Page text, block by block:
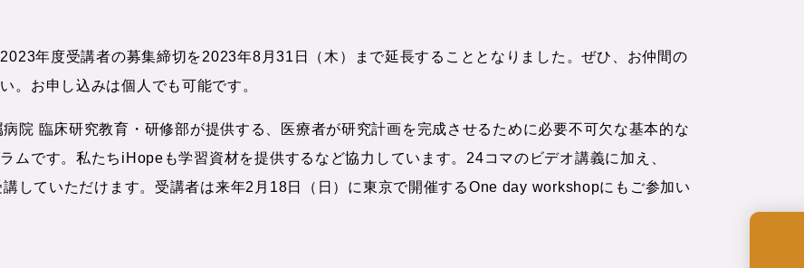
年度受講者の募集締切を2023年8月31日（木）まで延長することとなりました。ぜひ、お仲間の
。お申し込みは個人でも可能です。
院 臨床研究教育・研修部が提供する、医療者が研究計画を完成させるために必要不可欠な基本的な
ムです。私たちiHopeも学習資材を提供するなど協力しています。24コマのビデオ講義に加え、
していただけます。受講者は来年2月18日（日）に東京で開催するOne day workshopにもご参加い